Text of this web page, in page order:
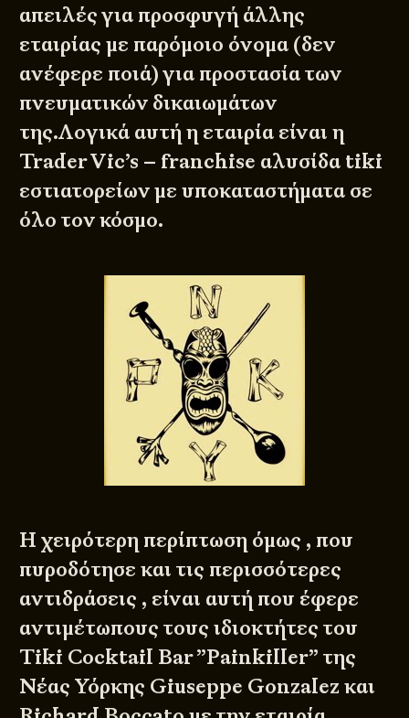
απειλές για προσφυγή άλλης
εταιρίας με παρόμοιο όνομα (δεν
ανέφερε ποιά) για προστασία των
πνευματικών δικαιωμάτων
της.Λογικά αυτή η εταιρία είναι η
Trader Vic’s – franchise αλυσίδα tiki
εστιατορείων με υποκαταστήματα σε
όλο τον κόσμο.
Η χειρότερη περίπτωση όμως , που
πυροδότησε και τις περισσότερες
αντιδράσεις , είναι αυτή που έφερε
αντιμέτωπους τους ιδιοκτήτες του
Tiki Cocktail Bar ”Painkiller” της
Νέας Υόρκης Giuseppe Gonzalez και